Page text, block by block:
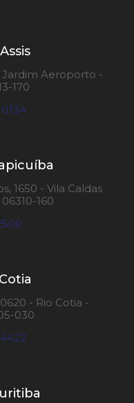
Aeroporto -
170
1650 - Vila Caldas
160
- Rio Cotia -
030